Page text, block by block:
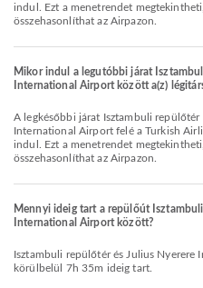
indul. Ezt a menetrendet
összehasonlíthat az Airpazon.
Mikor indul a legutóbbi járat
International Airport között a(z)
A legkésőbbi járat Isztambuli repülőtér repülőtérről Julius Nyerere
International Airport felé a Turkish
indul. Ezt a menetrendet
összehasonlíthat az Airpazon.
Mennyi ideig tart a repülőút
International Airport között?
Isztambuli repülőtér és Julius Nyerere International Airport között a repülőút
körülbelül 7h 35m ideig tart.